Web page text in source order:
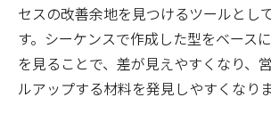
セスの改善余地を見つけるツールとし
す。シーケンスで作成した型をベース
を見ることで、差が見えやすくなり、
ルアップする材料を発見しやすくなりま